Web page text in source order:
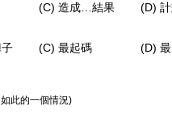
(C) 造成…結果 (D)
(C) 最起碼 (D)
此的一個情況)